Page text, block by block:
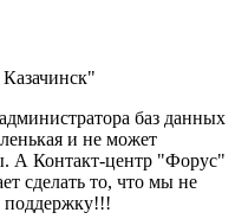
баз данных
и не может
А Контакт-центр "Форус"
сделать то, что мы не
поддержку!!!